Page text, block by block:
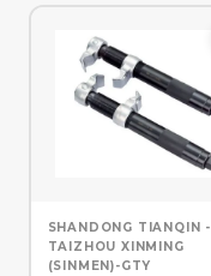
SHANDONG TIANQIN -
TAIZHOU XINMING
(SINMEN)-GTY